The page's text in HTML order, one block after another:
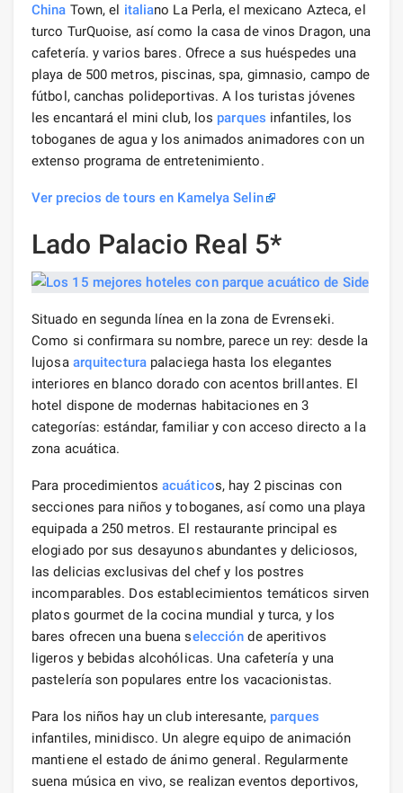
China Town, el italiano La Perla, el mexicano Azteca, el
turco TurQuoise, así como la casa de vinos Dragon, una
cafetería. y varios bares. Ofrece a sus huéspedes una
playa de 500 metros, piscinas, spa, gimnasio, campo de
fútbol, ​​canchas polideportivas. A los turistas jóvenes
les encantará el mini club, los parques infantiles, los
toboganes de agua y los animados animadores con un
extenso programa de entretenimiento.
Ver precios de tours en Kamelya Selin
Lado Palacio Real 5*
Situado en segunda línea en la zona de Evrenseki.
Como si confirmara su nombre, parece un rey: desde la
lujosa arquitecturapalaciega hasta los elegantes
interiores en blanco dorado con acentos brillantes. El
hotel dispone de modernas habitaciones en 3
categorías: estándar, familiar y con acceso directo a la
zona acuática.
Para procedimientos acuáticos, hay 2 piscinas con
secciones para niños y toboganes, así como una playa
equipada a 250 metros. El restaurante principal es
elogiado por sus desayunos abundantes y deliciosos,
las delicias exclusivas del chef y los postres
incomparables. Dos establecimientos temáticos sirven
platos gourmet de la cocina mundial y turca, y los
bares ofrecen una buena selección de aperitivos
ligeros y bebidas alcohólicas. Una cafetería y una
pastelería son populares entre los vacacionistas.
Para los niños hay un club interesante, parques
infantiles, minidisco. Un alegre equipo de animación
mantiene el estado de ánimo general. Regularmente
suena música en vivo, se realizan eventos deportivos,